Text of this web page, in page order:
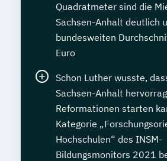
Quadratmeter sind die
Sachsen-Anhalt deutlich
bundesweiten
Euro
Schon Luther wusste,
Sachsen-Anhalt
Reformationen starten
Kategorie
Hochschulen“ des INSM-
Bildungsmonitors 2021